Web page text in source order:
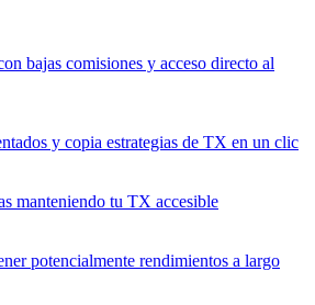
bajas comisiones y acceso directo al
y copia estrategias de TX en un clic
manteniendo tu TX accesible
potencialmente rendimientos a largo